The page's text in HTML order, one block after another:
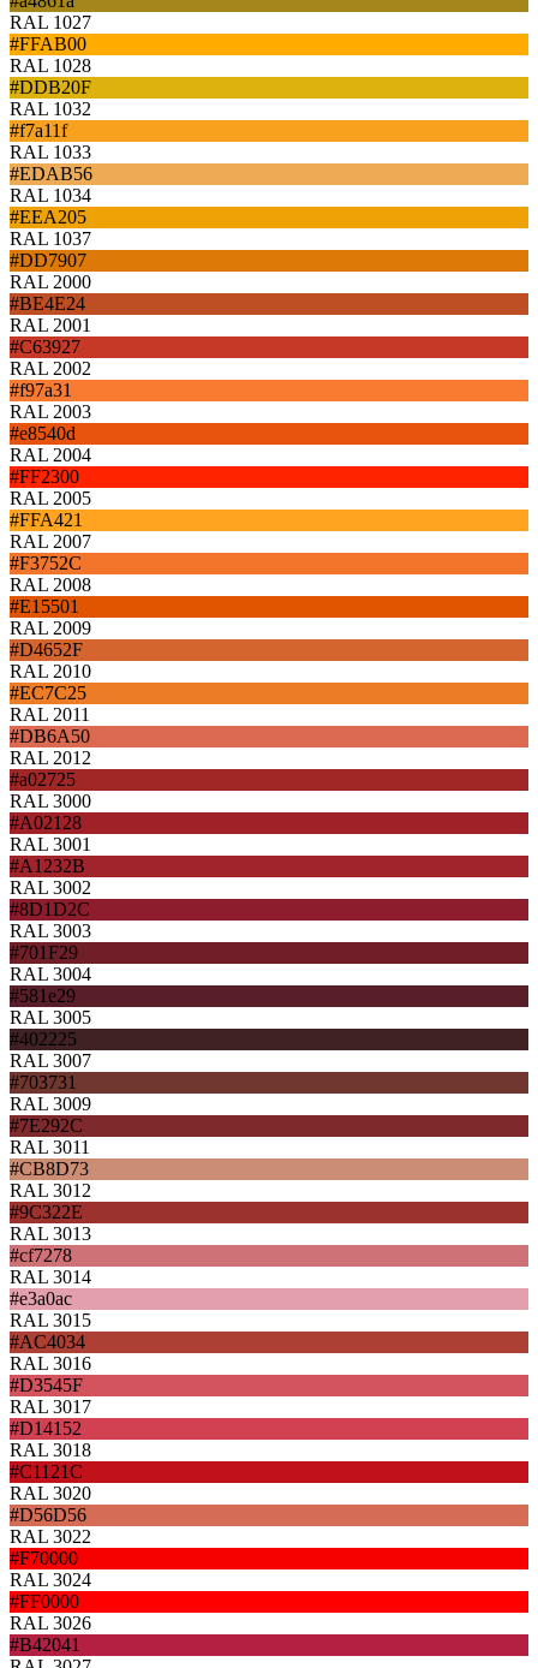
RAL 1027
#FFAB00
RAL 1028
#DDB20F
RAL 1032
#f7a11f
RAL 1033
#EDAB56
RAL 1034
#EEA205
RAL 1037
#DD7907
RAL 2000
#BE4E24
RAL 2001
#C63927
RAL 2002
#f97a31
RAL 2003
#e8540d
RAL 2004
#FF2300
RAL 2005
#FFA421
RAL 2007
#F3752C
RAL 2008
#E15501
RAL 2009
#D4652F
RAL 2010
#EC7C25
RAL 2011
#DB6A50
RAL 2012
#a02725
RAL 3000
#A02128
RAL 3001
#A1232B
RAL 3002
#8D1D2C
RAL 3003
#701F29
RAL 3004
#581e29
RAL 3005
#402225
RAL 3007
#703731
RAL 3009
#7E292C
RAL 3011
#CB8D73
RAL 3012
#9C322E
RAL 3013
#cf7278
RAL 3014
#e3a0ac
RAL 3015
#AC4034
RAL 3016
#D3545F
RAL 3017
#D14152
RAL 3018
#C1121C
RAL 3020
#D56D56
RAL 3022
#F70000
RAL 3024
#FF0000
RAL 3026
#B42041